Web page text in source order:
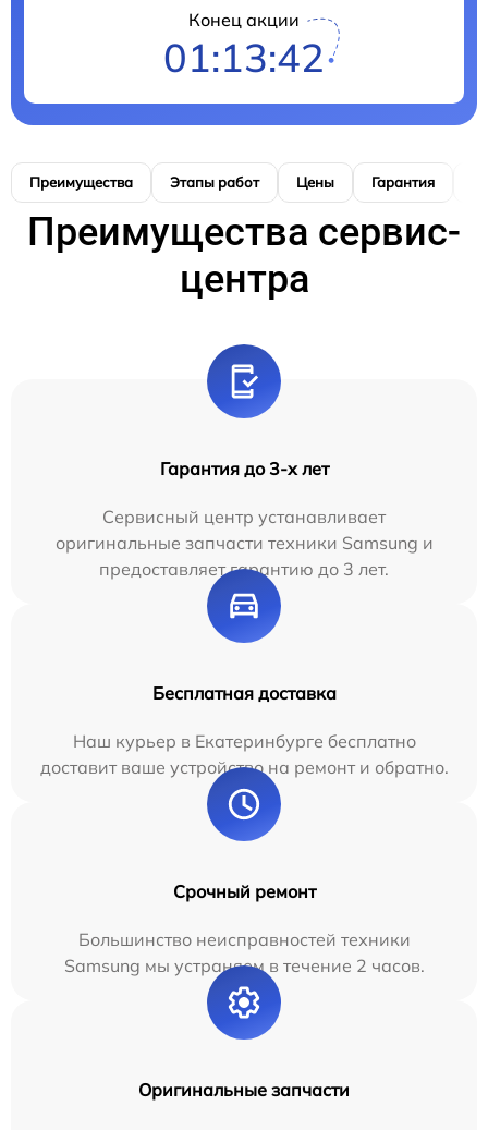
Конец акции
01:13:41
Преимущества Этапы работ Цены Гарантия
Преимущества сервис-
центра
Гарантия до 3-х лет
Сервисный центр устанавливает
оригинальные запчасти техники Samsung и
предоставляет гарантию до 3 лет.
Бесплатная доставка
Наш курьер в Екатеринбурге бесплатно
доставит ваше устройство на ремонт и обратно.
Срочный ремонт
Большинство неисправностей техники
Samsung мы устраняем в течение 2 часов.
Оригинальные запчасти